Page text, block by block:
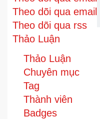
Theo dõi qua email
Theo dõi qua rss
Thảo Luận
Thảo Luận
Chuyên mục
Tag
Thành viên
Badges